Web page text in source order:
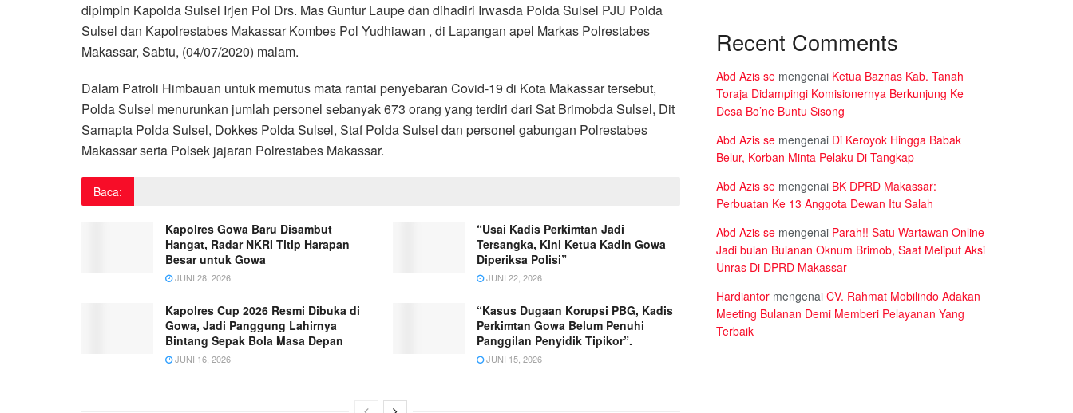
dipimpin Kapolda Sulsel Irjen Pol Drs. Mas Guntur Laupe dan dihadiri Irwasda Polda Sulsel PJU Polda
Sulsel dan Kapolrestabes Makassar Kombes Pol Yudhiawan , di Lapangan apel Markas Polrestabes
Makassar, Sabtu, (04/07/2020) malam.
Dalam Patroli Himbauan untuk memutus mata rantai penyebaran Covid-19 di Kota Makassar tersebut,
Polda Sulsel menurunkan jumlah personel sebanyak 673 orang yang terdiri dari Sat Brimobda Sulsel, Dit
Samapta Polda Sulsel, Dokkes Polda Sulsel, Staf Polda Sulsel dan personel gabungan Polrestabes
Makassar serta Polsek jajaran Polrestabes Makassar.
Baca:
Kapolres Gowa Baru Disambut
Hangat, Radar NKRI Titip Harapan
Besar untuk Gowa
JUNI 28, 2026
“Usai Kadis Perkimtan Jadi
Tersangka, Kini Ketua Kadin Gowa
Diperiksa Polisi”
JUNI 22, 2026
Kapolres Cup 2026 Resmi Dibuka di
Gowa, Jadi Panggung Lahirnya
Bintang Sepak Bola Masa Depan
JUNI 16, 2026
“Kasus Dugaan Korupsi PBG, Kadis
Perkimtan Gowa Belum Penuhi
Panggilan Penyidik Tipikor”.
JUNI 15, 2026
Recent Comments
Abd Azis se mengenai Ketua Baznas Kab. Tanah
Toraja Didampingi Komisionernya Berkunjung Ke
Desa Bo’ne Buntu Sisong
Abd Azis se mengenai Di Keroyok Hingga Babak
Belur, Korban Minta Pelaku Di Tangkap
Abd Azis se mengenai BK DPRD Makassar:
Perbuatan Ke 13 Anggota Dewan Itu Salah
Abd Azis se mengenai Parah!! Satu Wartawan Online
Jadi bulan Bulanan Oknum Brimob, Saat Meliput Aksi
Unras Di DPRD Makassar
Hardiantor mengenai CV. Rahmat Mobilindo Adakan
Meeting Bulanan Demi Memberi Pelayanan Yang
Terbaik